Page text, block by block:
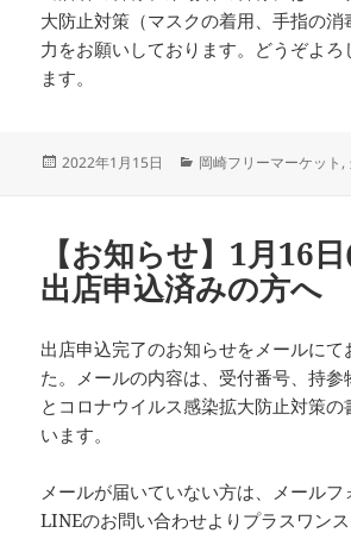
大防止対策（マスクの着用、手指の消
力をお願いしております。どうぞよろ
ます。
投
2022年1月15日
カ
ー
岡崎フリーマーケット,
【お知らせ】1月16
出店申込済みの方へ
出店申込完了のお知らせをメールにて
た。メールの内容は、受付番号、持
とコロナウイルス感染拡大防止対策の
います。
メールが届いていない方は、メールフ
LINEのお問い合わせよりプラスワン